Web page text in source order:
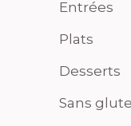
Entrées
Plats
Desserts
Sans